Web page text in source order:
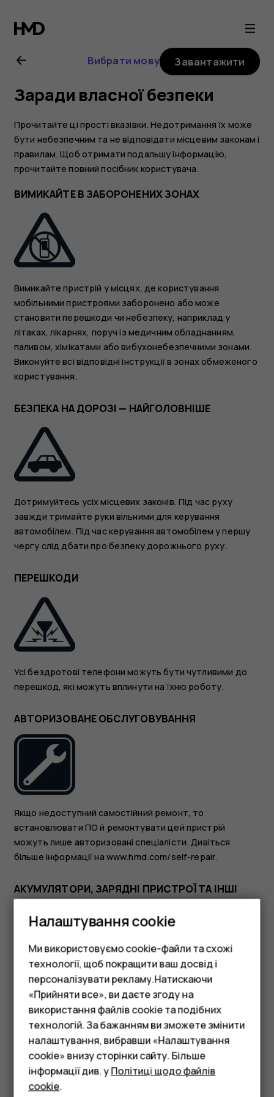
Посібник
користувача
Nokia
225
4G
(2024)
Смартфони
Фічерфони
Аксесуари
Вибрати мову Завантажити
Заради власної безпеки
Прочитайте ці прості вказівки. Недотримання їх може
бути небезпечним та не відповідати місцевим законам і
правилам. Щоб отримати подальшу інформацію,
прочитайте повний посібник користувача.
ВИМИКАЙТЕ В ЗАБОРОНЕНИХ ЗОНАХ
Вимикайте пристрій у місцях, де користування
мобільними пристроями заборонено або може
становити перешкоди чи небезпеку, наприклад у
літаках, лікарнях, поруч із медичним обладнанням,
паливом, хімікатами або вибухонебезпечними зонами.
Виконуйте всі відповідні інструкції в зонах обмеженого
користування.
БЕЗПЕКА НА ДОРОЗІ — НАЙГОЛОВНІШЕ
Дотримуйтесь усіх місцевих законів. Під час руху
завжди тримайте руки вільними для керування
автомобілем. Під час керування автомобілем у першу
чергу слід дбати про безпеку дорожнього руху.
ПЕРЕШКОДИ
Усі бездротові телефони можуть бути чутливими до
перешкод, які можуть вплинути на їхню роботу.
АВТОРИЗОВАНЕ ОБСЛУГОВУВАННЯ
Якщо недоступний самостійний ремонт, то
встановлювати ПО й ремонтувати цей пристрій
можуть лише авторизовані спеціалісти. Дивіться
більше інформації на www.hmd.com/self-repair.
АКУМУЛЯТОРИ, ЗАРЯДНІ ПРИСТРОЇ ТА ІНШІ
Використовуйте лише акумулятори, зарядні пристрої
та інші аксесуари, схвалені компанією HMD Global Oy
для використання з цим пристроєм. Не приєднуйте
несумісні вироби.
БЕРЕЖІТЬ ПРИСТРІЙ ВІД ВОЛОГИ
Налаштування cookie
Ми використовуємо cookie-файли та схожі
технології, щоб покращити ваш досвід і
персоналізувати рекламу.Натискаючи
«Прийняти все», ви даєте згоду на
використання файлів cookie та подібних
технологій. За бажанням ви зможете змінити
налаштування, вибравши «Налаштування
cookie» внизу сторінки сайту. Більше
інформації див. уПолітиці щодо файлів
cookie.